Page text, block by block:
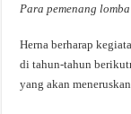
Para pemenang
Herna berharap
di tahun-tahun
yang akan